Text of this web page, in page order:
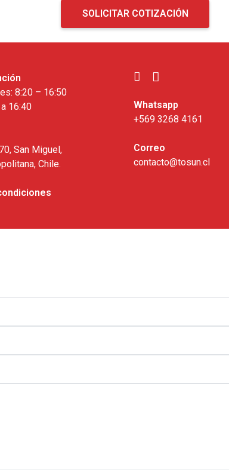
SOLICITAR COTIZACIÓN
8:20 – 16:50
16:40
San Miguel,
Chile.
Whatsapp
+569 3268 4161
Correo
contacto@tosun.cl